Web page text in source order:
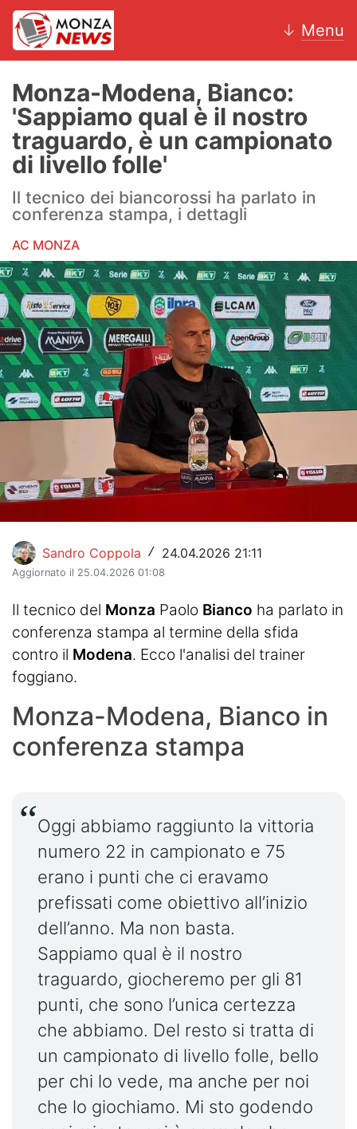
↓ Menu
News
AC Monza
Calcio
Motori
Volley
Hockey
Altri sport
Hockey
Pallanuoto
Altre
News
Turismo
Monza-Modena, Bianco:
'Sappiamo qual è il nostro
traguardo, è un campionato
di livello folle'
Il tecnico dei biancorossi ha parlato in
conferenza stampa, i dettagli
AC MONZA
Sandro Coppola / 24.04.2026 21:11
Aggiornato il 25.04.2026 01:08
Il tecnico del Monza Paolo Bianco ha parlato in
conferenza stampa al termine della sfida
contro il Modena. Ecco l'analisi del trainer
foggiano.
Monza-Modena, Bianco in
conferenza stampa
Oggi abbiamo raggiunto la vittoria
numero 22 in campionato e 75
erano i punti che ci eravamo
prefissati come obiettivo all’inizio
dell’anno. Ma non basta.
Sappiamo qual è il nostro
traguardo, giocheremo per gli 81
punti, che sono l’unica certezza
che abbiamo. Del resto si tratta di
un campionato di livello folle, bello
per chi lo vede, ma anche per noi
che lo giochiamo. Mi sto godendo